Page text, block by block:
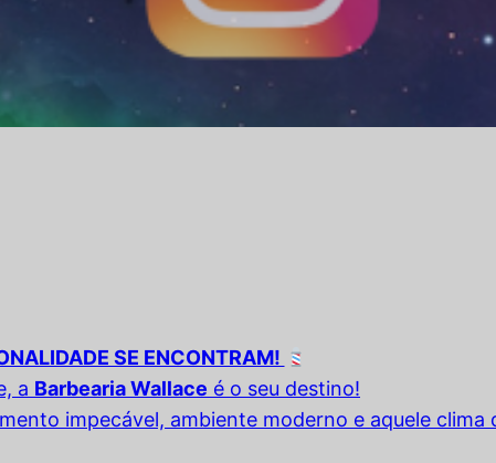
SE ENCONTRAM!
a Barbearia Wallace é o seu destino!
impecável, ambiente moderno e aquele